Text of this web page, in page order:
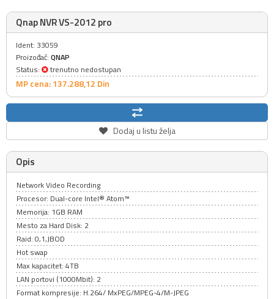
Qnap NVR VS-2012 pro
Ident: 33059
Proizođač: QNAP
Status:
trenutno nedostupan
MP cena: 137.288,12 Din
Dodaj u listu želja
Opis
Network Video Recording
Procesor: Dual-core Intel® Atom™
Memorija: 1GB RAM
Mesto za Hard Disk: 2
Raid: 0,1,JBOD
Hot swap
Max kapacitet: 4TB
LAN portovi (1000Mbit): 2
Format kompresije: H.264/ MxPEG/MPEG-4/M-JPEG